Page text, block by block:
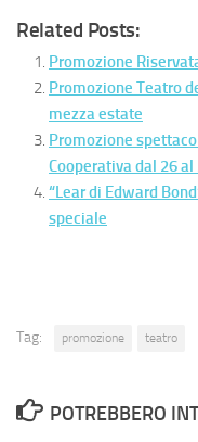
Related Posts:
Promozione
Promozione Teatro
mezza estate
Promozione
Cooperativa dal 26 al
“Lear di Edward
speciale
Tag: promozione teatro
POTREBBERO